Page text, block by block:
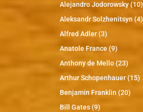
Alejandro Jodorowsky(10)
Aleksandr Solzhenitsyn (4)
Alfred Adler(3)
Anatole France (9)
Anthony de Mello(23)
Arthur Schopenhauer(15)
Benjamin Franklin (20)
Bill Gates(9)